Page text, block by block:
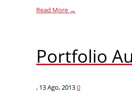
Read More →
Portfolio
, 13 Ago, 20130